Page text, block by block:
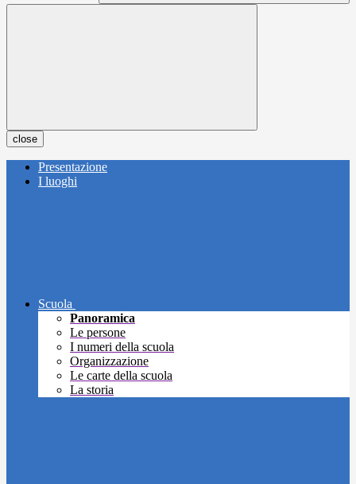
close
Presentazione
I luoghi
Scuola
Panoramica
Le persone
I numeri della scuola
Organizzazione
Le carte della scuola
La storia